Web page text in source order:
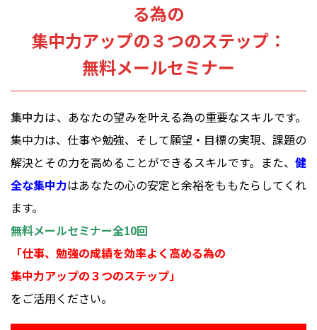
る為の
集中力アップの３つのステップ：
無料メールセミナー
集中力は、あなたの望みを叶える為の重要なスキルです。
集中力は、仕事や勉強、そして願望・目標の実現、課題の
解決とその力を高めることができるスキルです。また、 健
全な集中力はあなたの心の安定と余裕をももたらしてくれ
ます。
無料メールセミナー全10回
「仕事、勉強の成績を効率よく高める為の
集中力アップの３つのステップ」
をご活用ください。